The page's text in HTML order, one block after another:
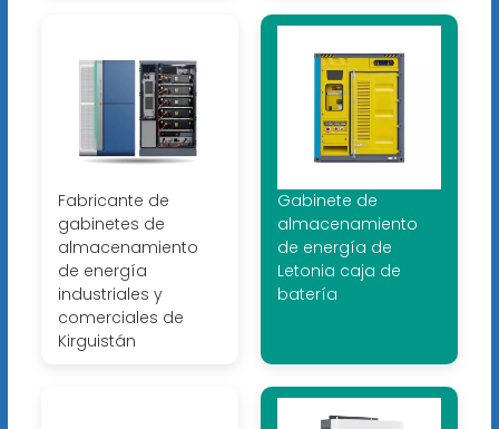
Fabricante de
gabinetes de
almacenamiento
de energía
industriales y
comerciales de
Kirguistán
Gabinete de
almacenamiento
de energía de
Letonia caja de
batería